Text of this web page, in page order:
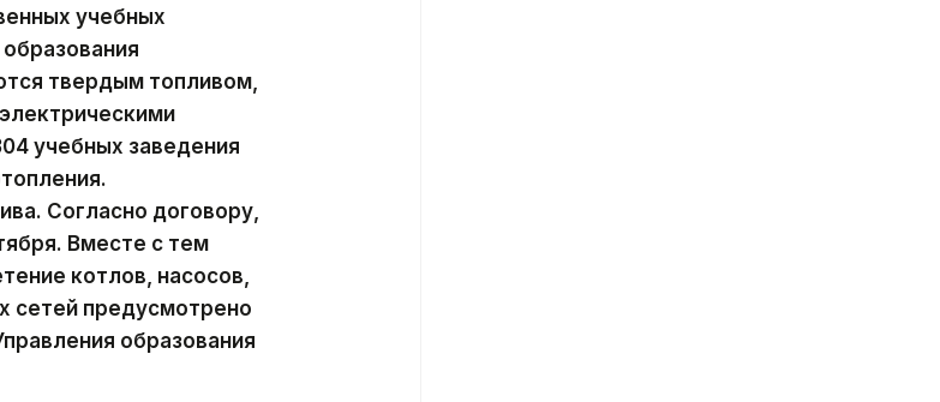
учебных
твердым топливом,
учебных заведения
Согласно договору,
Вместе с тем
котлов, насосов,
сетей предусмотрено
образования